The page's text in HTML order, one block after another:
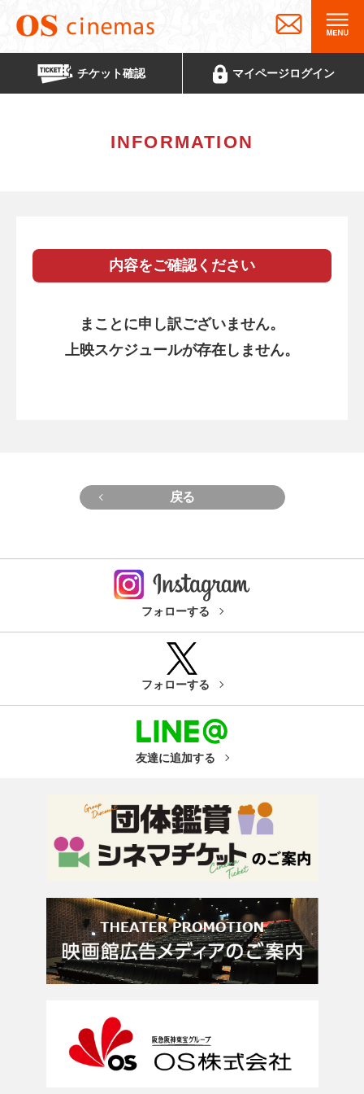
チケット確認 マイページログイン
INFORMATION
内容をご確認ください
まことに申し訳ございません。
上映スケジュールが存在しません。
戻る
フォローする
フォローする
友達に追加する